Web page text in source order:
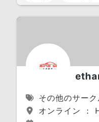
その他のサーク
オンライン ：